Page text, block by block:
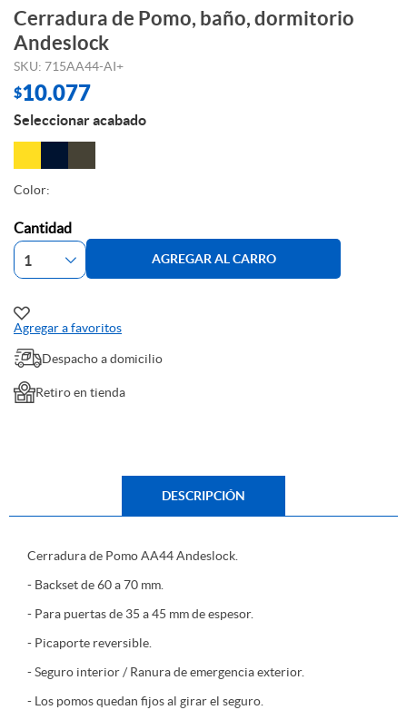
Cerradura de Pomo, baño, dormitorio
Andeslock
SKU: 715AA44-AI+
$10.077
Seleccionar acabado
Color:
Cantidad
AGREGAR AL CARRO
Agregar a favoritos
Despacho a domicilio
Retiro en tienda
DESCRIPCIÓN
Cerradura de Pomo AA44 Andeslock.
- Backset de 60 a 70 mm.
- Para puertas de 35 a 45 mm de espesor.
- Picaporte reversible.
- Seguro interior / Ranura de emergencia exterior.
- Los pomos quedan fijos al girar el seguro.